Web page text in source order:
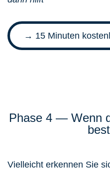
→ 15 Minuten
Phase 4 — Wenn
Vielleicht erkennen Sie